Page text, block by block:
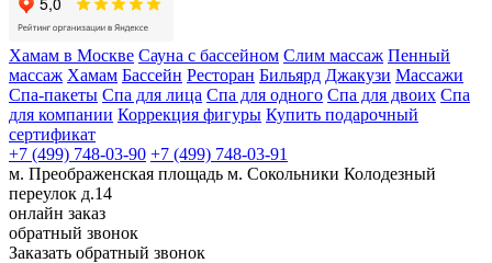
Хамам в Москве Сауна с бассейном Слим массаж Пенный
массаж Хамам Бассейн Ресторан Бильярд Джакузи Массажи
Спа-пакеты Спа для лица Спа для одного Спа для двоих Спа
для компании Коррекция фигуры Купить подарочный
сертификат
+7 (499) 748-03-90 +7 (499) 748-03-91
м. Преображенская площадь м. Сокольники Колодезный
переулок д.14
онлайн заказ
обратный звонок
Заказать обратный звонок